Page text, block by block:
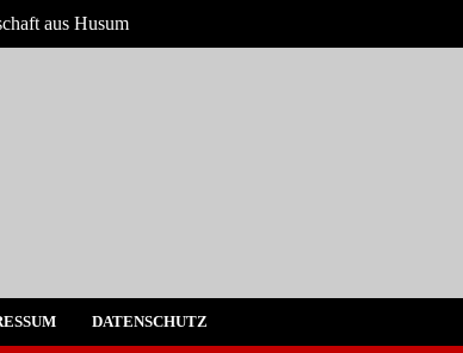
aus Husum
DATENSCHUTZ